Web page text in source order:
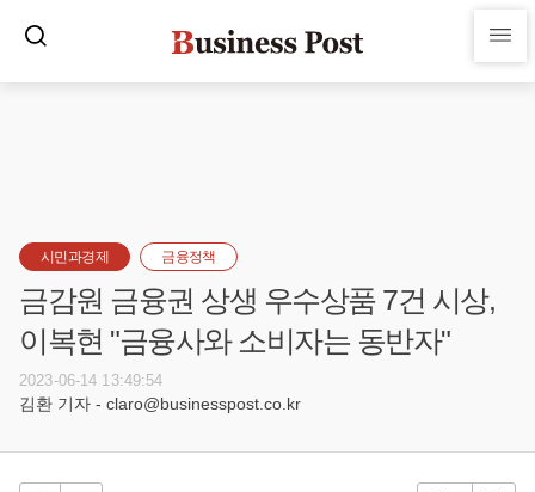
시민과경제 금융정책
금감원 금융권 상생 우수상품 7건 시상,
이복현 "금융사와 소비자는 동반자"
2023-06-14 13:49:54
김환 기자 - claro@businesspost.co.kr